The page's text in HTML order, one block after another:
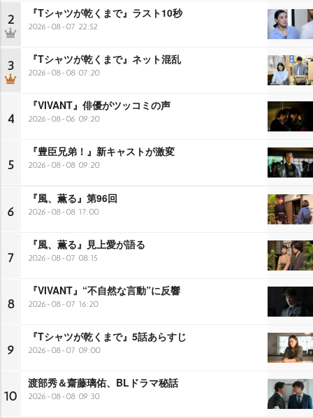
2 『Tシャツが乾くまで』ラスト10秒
2026-08-07 22:52
3 『Tシャツが乾くまで』ネット混乱
2026-08-08 07:20
4
『VIVANT』俳優がツッコミの声
2026-08-06 09:20
5
『豊臣兄弟！』新キャストが激変
2026-08-08 09:20
6
『風、薫る』第96回
2026-08-08 17:00
7
『風、薫る』見上愛が語る
2026-08-07 08:15
8
『VIVANT』“不自然な言動”に反響
2026-08-07 16:20
9
『Tシャツが乾くまで』5話あらすじ
2026-08-07 09:00
10
渡部秀＆齋藤璃佑、BLドラマ秘話
2026-08-08 09:30